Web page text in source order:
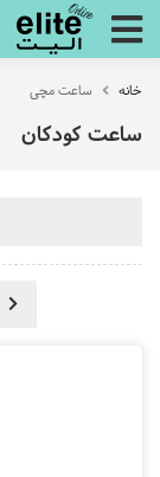
خانه ساعت مچی
ساعت کودکان